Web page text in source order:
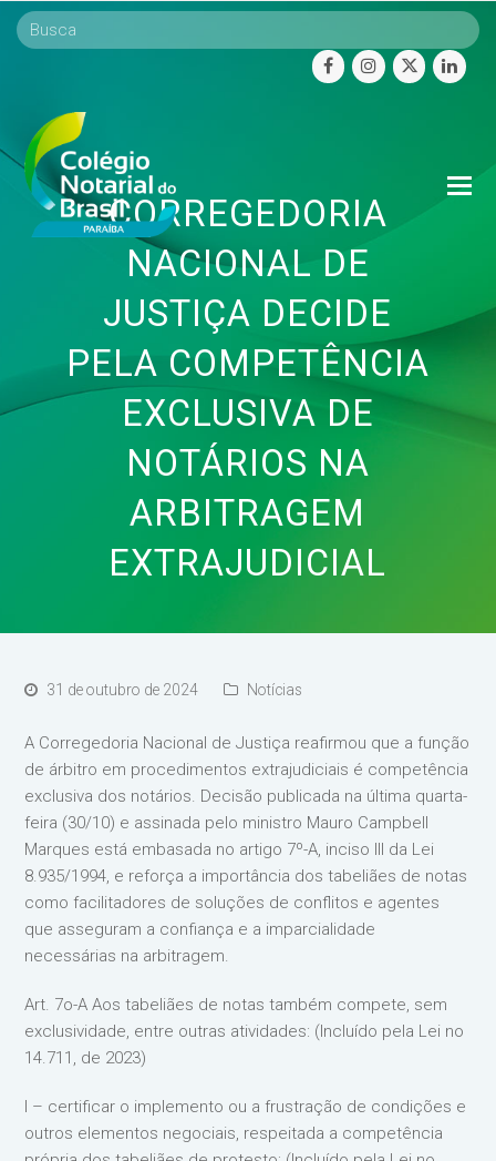
facebookinstagram
twitter
CORREGEDORIA
NACIONAL DE
JUSTIÇA DECIDE
PELA COMPETÊNCIA
EXCLUSIVA DE
NOTÁRIOS NA
ARBITRAGEM
EXTRAJUDICIAL
31 de outubro de 2024 Notícias
A Corregedoria Nacional de Justiça reafirmou que a função
de árbitro em procedimentos extrajudiciais é competência
exclusiva dos notários. Decisão publicada na última quarta-
feira (30/10) e assinada pelo ministro Mauro Campbell
Marques está embasada no artigo 7º-A, inciso III da Lei
8.935/1994, e reforça a importância dos tabeliães de notas
como facilitadores de soluções de conflitos e agentes
que asseguram a confiança e a imparcialidade
necessárias na arbitragem.
Art. 7o-A Aos tabeliães de notas também compete, sem
exclusividade, entre outras atividades: (Incluído pela Lei no
14.711, de 2023)
I – certificar o implemento ou a frustração de condições e
outros elementos negociais, respeitada a competência